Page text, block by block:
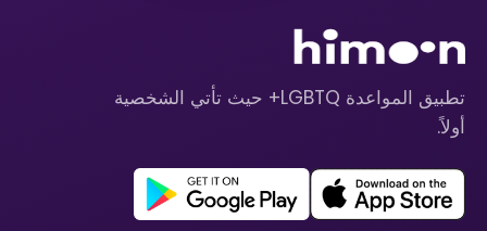
تطبيق المواعدة LGBTQ+ حيث تأتي الشخصية
أولاً.